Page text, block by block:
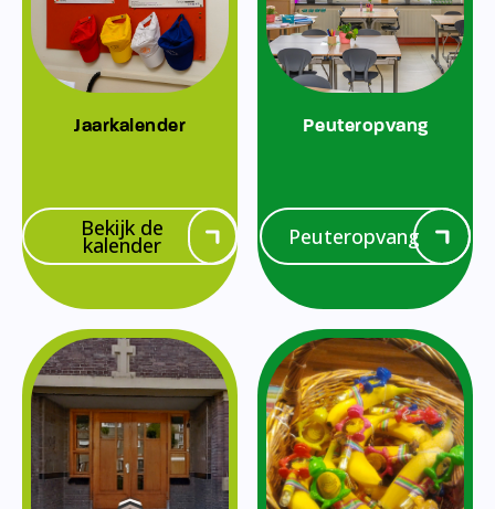
Jaarkalender
Bekijk de
kalender
Peuteropvang
Peuteropvang